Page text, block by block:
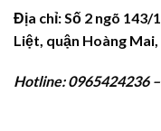
Địa chỉ: Số 2 ngõ 143/
Liệt, quận Hoàng
Hotline: 0965424236